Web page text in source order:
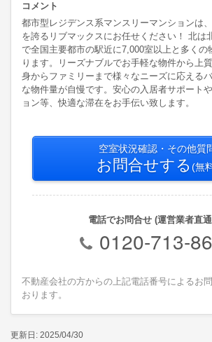
コメント
都市型レジデンス系マンスリーマンションは
を誇るリブマックスにお任せください！ 北は
で全国主要都市の駅近に7,000室以上と多くの
ります。リーズナブルでお手軽な物件から上
身からファミリーまで様々なニーズに応える
な物件量が自慢です。安心の入居者サポート
ョン等、快適な滞在をお手伝い致します。
空室状況確認・その他質
お問合せする (無
電話でお問合せ (運営業者直
0120-713-
不動産会社の方からの上記電話番号によるお
おります。
更新日: 2025/04/30